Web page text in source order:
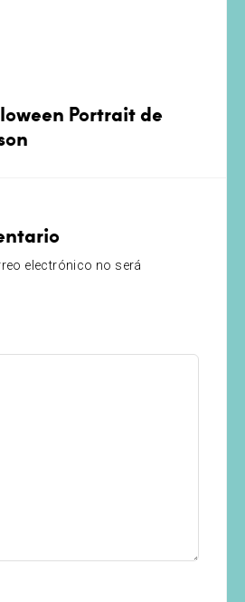
Portrait de
electrónico no será